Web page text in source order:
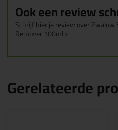
Ook een review
Schrijf hier je review over Zwaluw
Remover 100ml >
Gerelateerde